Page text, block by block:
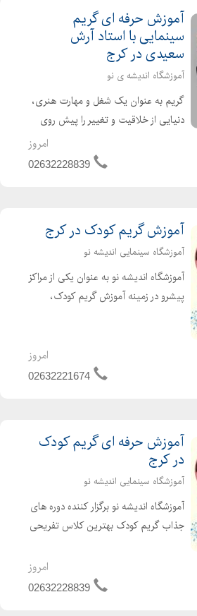
#sweet #honey #cute #bees #dessert
#honeybee #eyeshadow
آموزش حرفه ای گریم
سینمایی با استاد آرش
سعیدی در کرج
آموزشگاه اندیشه ی نو
گریم به عنوان یک شغل و مهارت هنری،
دنیایی از خلاقیت و تغییر را پیش روی
هنرمندان قرار میدهد. این حرفه، با ترکیب
دانش رنگ، نور، فرم و آناتومی صورت،
امروز
02632228839
آموزش گریم کودک در کرج
آموزشگاه سینمایی اندیشه نو
آموزشگاه اندیشه نو به عنوان یکی از مراکز
پیشرو در زمینه آموزش گریم کودک،
دورههای آموزشی، شما به صورت عملی و
جذاب با جدیدترین و ...
امروز
02632221674
آموزش حرفه ای گریم کودک
در کرج
آموزشگاه سینمایی اندیشه نو
آموزشگاه اندیشه نو برگزار کننده دوره های
جذاب گریم کودک بهترین کلاس تفریحی
کودکانه و فانتزی صورت بیش از 15 مدل
گریم های هالووینی و اکسپرسیون همراه
امروز
02632228839